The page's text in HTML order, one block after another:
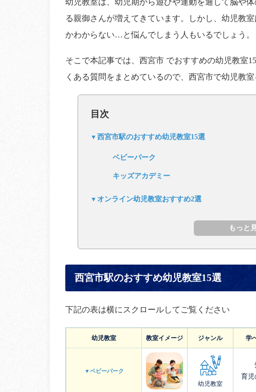
幼児教室は、幼児期から遊びや運動を通して脳や
る親御さんが増えてきています。しかし、幼児教
かわからない…と悩んでしまう人もいるでしょう。
そこで本記事では、西宮市 でおすすめの幼児教室
くある質問をまとめているので、西宮市で幼児教
目次
西宮市駅のおすすめ幼児教室15選
ベビーパーク
キッズアカデミー
オンライン幼児教室おすすめ2選
西宮市駅のおすすめ幼児教室15選
下記の表は横にスクロールしてご覧ください
幼児教室 教室イメージ ジャンル 学
▼ベビーパーク
幼児教室
育児